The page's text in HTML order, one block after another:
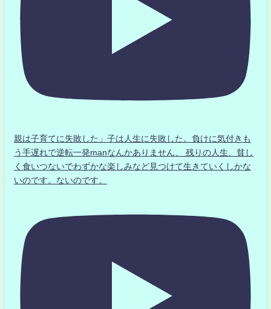
親は子育てに失敗した」子は人生に失敗した。負けに気付きも
う手遅れで逆転一発manなんかありません、 残りの人生、貧し
く食いつないでわずかな楽しみなど見つけて生きていくしかな
いのです。ないのです。